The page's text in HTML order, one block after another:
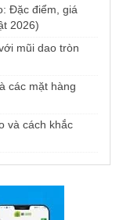
Đặc điểm, giá
2026)
mũi dao tròn
các mặt hàng
và cách khắc